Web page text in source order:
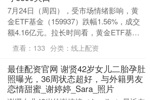
7月24日（周四），受市场情绪影响，黄
金ETF基金（159937）跌幅1.56%，成交
额4.16亿元。拉长时间看，黄金ETF基金
（159937）近3天资金净流入....
查看： 133 分类： 线上配资
最佳配资官网 谢贤42岁女儿二胎孕肚
照曝光，36周状态超好，与外籍男友
恋情甜蜜_谢婷婷_Sara_照片